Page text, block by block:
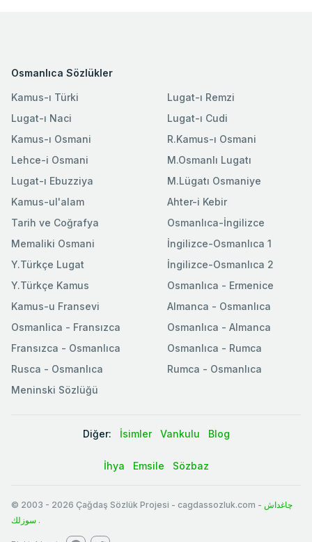
Osmanlıca Sözlükler
Kamus-ı Türki
Lugat-ı Naci
Kamus-ı Osmani
Lehce-i Osmani
Lugat-ı Ebuzziya
Lugat-ı Remzi
Lugat-ı Cudi
R.Kamus-ı Osmani
M.Osmanlı Lugatı
M.Lügatı Osmaniye
Kamus-ul'alam
Tarih ve Coğrafya
Memaliki Osmani
Y.Türkçe Lugat
Y.Türkçe Kamus
Ahter-i Kebir
Osmanlıca-İngilizce
İngilizce-Osmanlıca 1
İngilizce-Osmanlıca 2
Osmanlıca - Ermenice
Kamus-u Fransevi
Osmanlica - Fransızca
Fransızca - Osmanlıca
Rusca - Osmanlıca
Meninski Sözlüğü
Almanca - Osmanlıca
Osmanlıca - Almanca
Osmanlıca - Rumca
Rumca - Osmanlıca
Diğer: İsimler Vankulu Blog
İhya Emsile Sözbaz
© 2003 - 2026 Çağdaş Sözlük Projesi - cagdassozluk.com - چاغداش
سوزلك .